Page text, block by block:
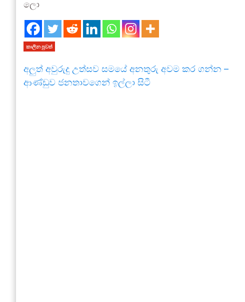
ලො
කාලීන පුවත්
අලුත් අවුරුදු උත්සව සමයේ අනතුරු අවම කර ගන්න –
ආණ්ඩුව ජනතාවගෙන් ඉල්ලා සිටී